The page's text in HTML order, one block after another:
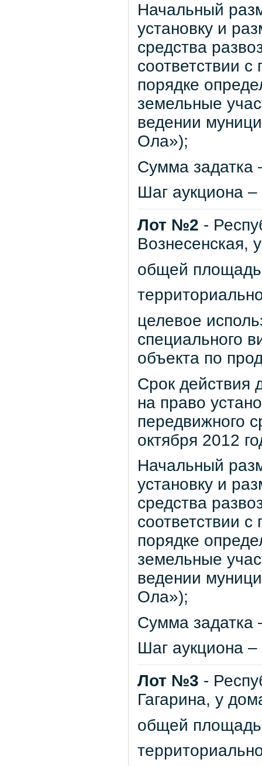
Начальный
установку и
средства
соответствии
порядке
земельные
ведении
Ола»);
Сумма задатка
Шаг аукциона
Лот №2 -
Вознесенская,
общей
целевое
специального
объекта по
Срок действия
на право
передвижного
октября 2012
Начальный
установку и
средства
соответствии
порядке
земельные
ведении
Ола»);
Сумма задатка
Шаг аукциона
Лот №3 -
Гагарина, у
общей